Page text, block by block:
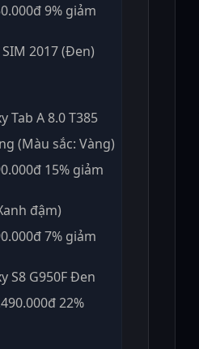
9% giảm
2017 (Đen)
Tab A 8.0 T385
(Màu sắc: Vàng)
15% giảm
đậm)
7% giảm
S8 G950F Đen
22%